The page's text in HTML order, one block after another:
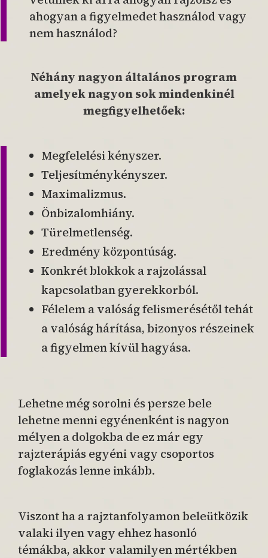
ahogyan a figyelmedet használod vagy
nem használod?
Néhány nagyon általános program
amelyek nagyon sok mindenkinél
megfigyelhetőek:
Megfelelési kényszer.
Teljesítménykényszer.
Maximalizmus.
Önbizalomhiány.
Türelmetlenség.
Eredmény központúság.
Konkrét blokkok a rajzolással
kapcsolatban gyerekkorból.
Félelem a valóság felismerésétől tehát
a valóság hárítása, bizonyos részeinek
a figyelmen kívül hagyása.
Lehetne még sorolni és persze bele
lehetne menni egyénenként is nagyon
mélyen a dolgokba de ez már egy
rajzterápiás egyéni vagy csoportos
foglakozás lenne inkább.
Viszont ha a rajztanfolyamon beleütközik
valaki ilyen vagy ehhez hasonló
témákba, akkor valamilyen mértékben